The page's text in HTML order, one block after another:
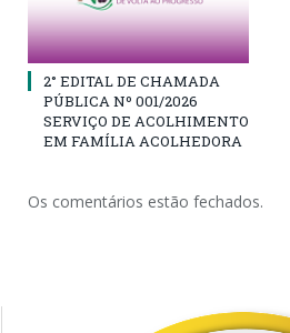
2° EDITAL DE CHAMADA
PÚBLICA Nº 001/2026
SERVIÇO DE ACOLHIMENTO
EM FAMÍLIA ACOLHEDORA
Os comentários estão fechados.